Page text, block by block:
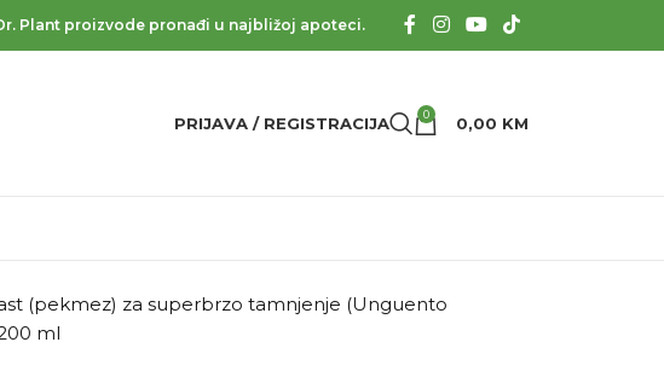
Plant proizvode pronađi u najbližoj apoteci.
PRIJAVA / REGISTRACIJA 0 0,00 KM
(pekmez) za superbrzo tamnjenje (Unguento
ml